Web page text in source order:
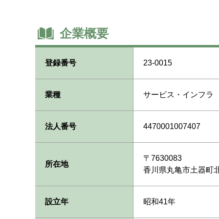
企業概要
登録番号 23-0015
業種 サービス・インフラ
法人番号 4470001007407
所在地
〒7630083
香川県丸亀市土器町
設立年 昭和41年